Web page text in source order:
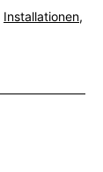
Installationen,